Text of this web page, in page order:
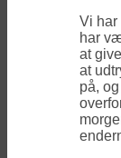
Vi har
har
at
at
på,